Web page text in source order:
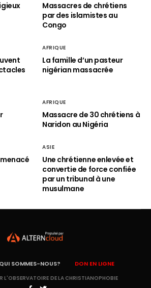
Massacres de chrétiens
par des islamistes au
Congo
AFRIQUE
La famille d’un pasteur
nigérian massacrée
AFRIQUE
Massacre de 30 chrétiens à
Naridon au Nigéria
ASIE
Une chrétienne enlevée et
convertie de force confiée
par un tribunal à une
musulmane
QUI SOMMES-NOUS? DON EN LIGNE
DE LA CHRISTIANOPHOBIE